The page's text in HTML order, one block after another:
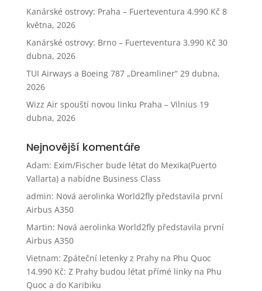
Kanárské ostrovy: Praha – Fuerteventura 4.990 Kč 8
května, 2026
Kanárské ostrovy: Brno – Fuerteventura 3.990 Kč 30
dubna, 2026
TUI Airways a Boeing 787 „Dreamliner“ 29 dubna,
2026
Wizz Air spouští novou linku Praha – Vilnius 19
dubna, 2026
Nejnovější komentáře
Adam: Exim/Fischer bude létat do Mexika(Puerto
Vallarta) a nabídne Business Class
admin: Nová aerolinka World2fly představila první
Airbus A350
Martin: Nová aerolinka World2fly představila první
Airbus A350
Vietnam: Zpáteční letenky z Prahy na Phu Quoc
14.990 Kč: Z Prahy budou létat přímé linky na Phu
Quoc a do Karibiku